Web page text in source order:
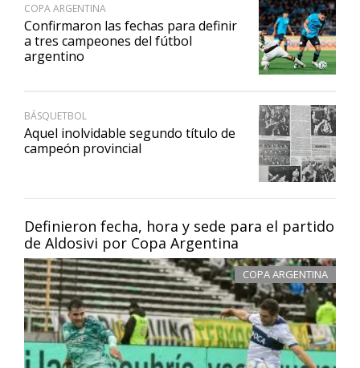
Definieron fecha, hora y sede para el partido
de Aldosivi por Copa Argentina
COPA ARGENTINA
COPA ARGENTINA
Confirmaron las fechas para definir
a tres campeones del fútbol
argentino
BÁSQUETBOL
Aquel inolvidable segundo título de
campeón provincial